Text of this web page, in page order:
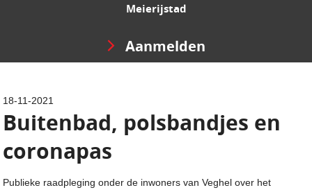
Meierijstad
Aanmelden
18-11-2021
Buitenbad, polsbandjes en
coronapas
Publieke raadpleging onder de inwoners van Veghel over het